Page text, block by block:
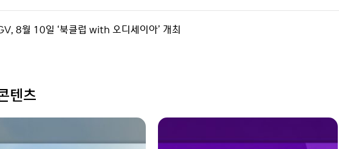
8월 10일 ‘북클럽 with 오디세이아’ 개최
텐츠